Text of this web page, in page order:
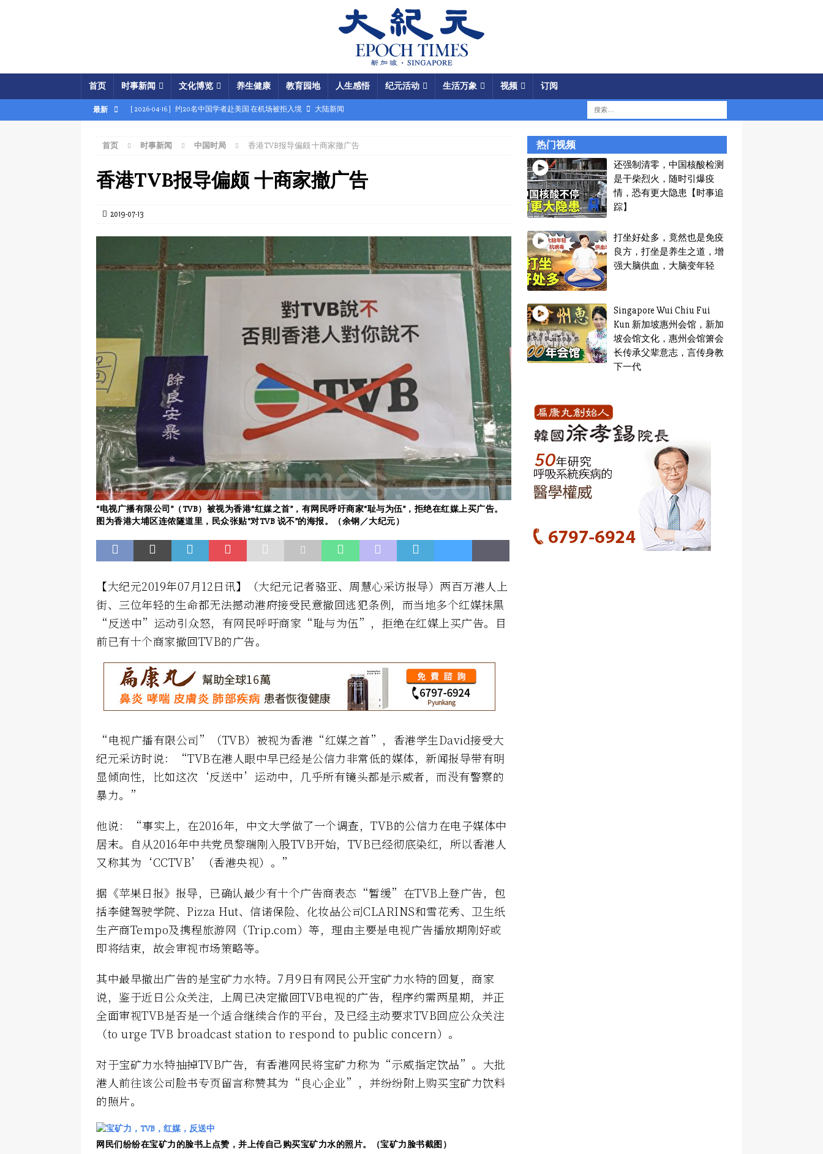
首页 时事新闻 文化博览 养生健康 教育园地 人生感悟 纪元活动 生活万象 视频 订阅
最新 [ 2026-04-16 ] 约20名中国学者赴美国 在机场被拒入境 大陆新闻
[ 2026-04-15 ] 伊朗被曝密购中共间谍卫星 瞄准美军基地 国际新闻
[ 2026-04-15 ] 【时事金扫描】四艘中国油轮闯关记 美军结盟控制马六甲海峡
专家：美军军事胜利牵动中共军中震荡 国际新闻
[ 2026-04-02 ]
[ 2026-04-02 ] 【时事金扫描】美军炸平“美国大使馆”美载人飞船重返月球 视频
[ 2026-04-17 ] 美破獲大規模禮品卡詐騙 贓款成中共軍費 国际新闻
首页 时事新闻 中国时局 香港TVB报导偏颇 十商家撤广告
香港TVB报导偏颇 十商家撤广告
2019-07-13
“电视广播有限公司”（TVB）被视为香港“红媒之首”，有网民呼吁商家“耻与为伍”，拒绝在红媒上买广告。
图为香港大埔区连侬隧道里，民众张贴“对TVB 说不”的海报。（余钢／大纪元）
【大纪元2019年07月12日讯】（大纪元记者骆亚、周慧心采访报导）两百万港人上
街、三位年轻的生命都无法撼动港府接受民意撤回逃犯条例，而当地多个红媒抹黑
“反送中”运动引众怒，有网民呼吁商家“耻与为伍”，拒绝在红媒上买广告。目
前已有十个商家撤回TVB的广告。
“电视广播有限公司”（TVB）被视为香港“红媒之首”，香港学生David接受大
纪元采访时说：“TVB在港人眼中早已经是公信力非常低的媒体，新闻报导带有明
显倾向性，比如这次‘反送中’运动中，几乎所有镜头都是示威者，而没有警察的
暴力。”
他说：“事实上，在2016年，中文大学做了一个调查，TVB的公信力在电子媒体中
居末。自从2016年中共党员黎瑞刚入股TVB开始，TVB已经彻底染红，所以香港人
又称其为‘CCTVB’（香港央视）。”
据《苹果日报》报导，已确认最少有十个广告商表态“暂缓”在TVB上登广告，包
括李健驾驶学院、Pizza Hut、信诺保险、化妆品公司CLARINS和雪花秀、卫生纸
生产商Tempo及携程旅游网（Trip.com）等，理由主要是电视广告播放期刚好或
即将结束，故会审视市场策略等。
其中最早撤出广告的是宝矿力水特。7月9日有网民公开宝矿力水特的回复，商家
说，鉴于近日公众关注，上周已决定撤回TVB电视的广告，程序约需两星期，并正
全面审视TVB是否是一个适合继续合作的平台，及已经主动要求TVB回应公众关注
（to urge TVB broadcast station to respond to public concern）。
对于宝矿力水特抽掉TVB广告，有香港网民将宝矿力称为“示威指定饮品”。大批
港人前往该公司脸书专页留言称赞其为“良心企业”，并纷纷附上购买宝矿力饮料
的照片。
网民们纷纷在宝矿力的脸书上点赞，并上传自己购买宝矿力水的照片。（宝矿力脸书截图）
热门视频
还强制清零，中国核酸检测
是干柴烈火，随时引爆疫
情，恐有更大隐患【时事追
踪】
打坐好处多，竟然也是免疫
良方，打坐是养生之道，增
强大脑供血，大脑变年轻
Singapore Wui Chiu Fui
Kun 新加坡惠州会馆，新加
坡会馆文化，惠州会馆箫会
长传承父辈意志，言传身教
下一代